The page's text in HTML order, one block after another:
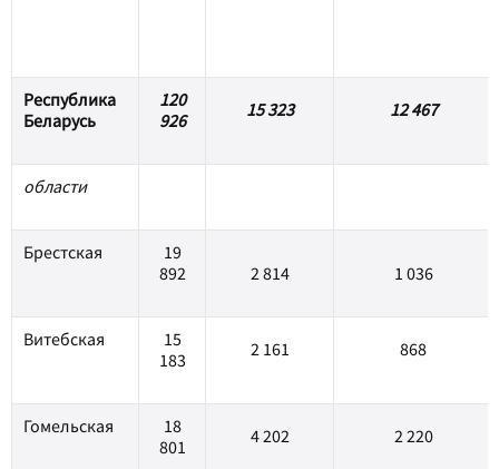
Республика
Беларусь
120
926
15 323 12 467
области
Брестская
19
892
2 814 1 036
Витебская
15
183
2 161 868
Гомельская
18
801
4 202 2 220